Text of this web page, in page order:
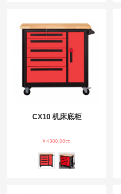
CX10 机床底柜
￥4380.00元